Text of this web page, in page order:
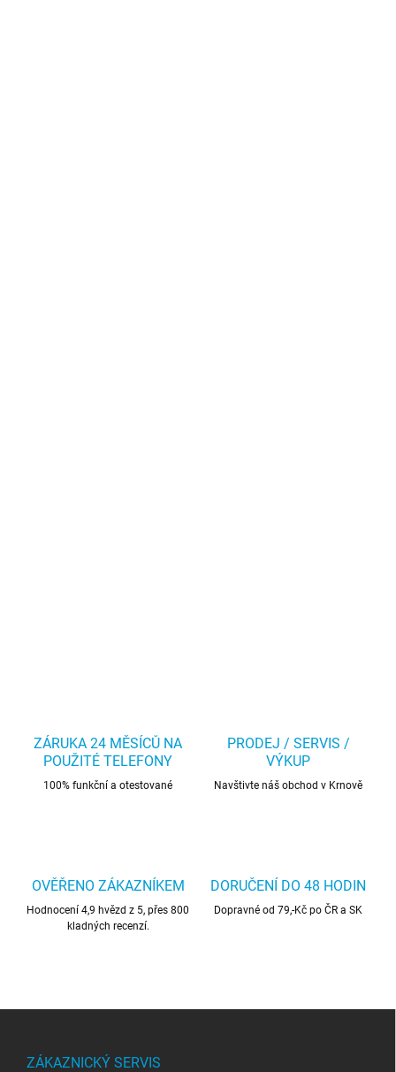
ZÁRUKA 24 MĚSÍCŮ NA
POUŽITÉ TELEFONY
100% funkční a otestované
PRODEJ / SERVIS /
VÝKUP
Navštivte náš obchod v Krnově
OVĚŘENO ZÁKAZNÍKEM
Hodnocení 4,9 hvězd z 5, přes 800
kladných recenzí.
DORUČENÍ DO 48 HODIN
Dopravné od 79,-Kč po ČR a SK
ZÁKAZNICKÝ SERVIS